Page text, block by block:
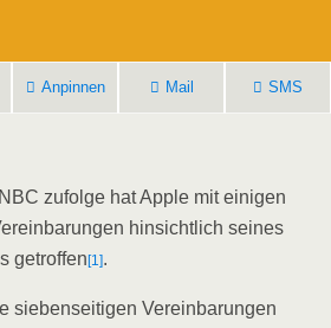
Anpin­nen Mail SMS
zufol­ge hat Apple mit eini­gen
hin­sicht­lich sei­nes
getrof­fen [1].
sie­ben­sei­ti­gen Ver­ein­ba­run­gen